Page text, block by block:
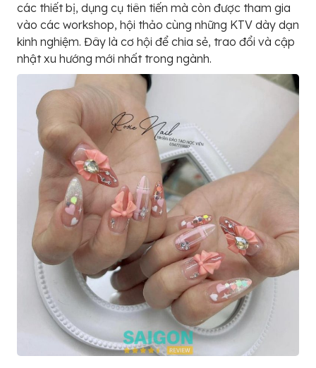
các thiết bị, dụng cụ tiên tiến mà còn được tham gia
vào các workshop, hội thảo cùng những KTV dày dạn
kinh nghiệm. Đây là cơ hội để chia sẻ, trao đổi và cập
nhật xu hướng mới nhất trong ngành.